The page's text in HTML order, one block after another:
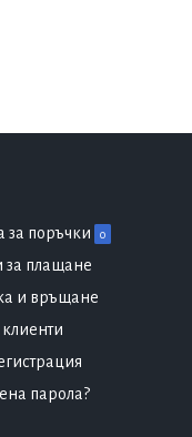
за поръчки 0
за плащане
и връщане
клиенти
парола?